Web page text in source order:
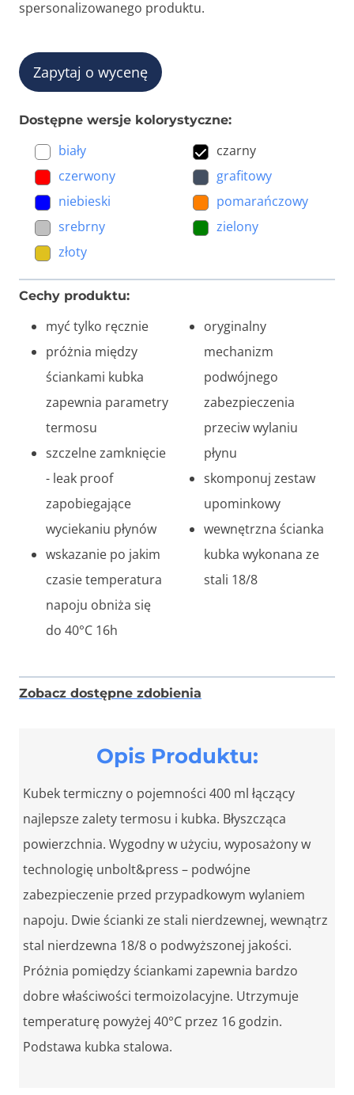
spersonalizowanego produktu.
Zapytaj o wycenę
Dostępne wersje kolorystyczne:
biały
czerwony
niebieski
srebrny
złoty
czarny
grafitowy
pomarańczowy
zielony
Cechy produktu:
myć tylko ręcznie
próżnia między
ściankami kubka
zapewnia parametry
termosu
szczelne zamknięcie
- leak proof
zapobiegające
wyciekaniu płynów
wskazanie po jakim
czasie temperatura
napoju obniża się
do 40°C 16h
oryginalny
mechanizm
podwójnego
zabezpieczenia
przeciw wylaniu
płynu
skomponuj zestaw
upominkowy
wewnętrzna ścianka
kubka wykonana ze
stali 18/8
Zobacz dostępne zdobienia
Opis Produktu:
Kubek termiczny o pojemności 400 ml łączący
najlepsze zalety termosu i kubka. Błyszcząca
powierzchnia. Wygodny w użyciu, wyposażony w
technologię unbolt&press – podwójne
zabezpieczenie przed przypadkowym wylaniem
napoju. Dwie ścianki ze stali nierdzewnej, wewnątrz
stal nierdzewna 18/8 o podwyższonej jakości.
Próżnia pomiędzy ściankami zapewnia bardzo
dobre właściwości termoizolacyjne. Utrzymuje
temperaturę powyżej 40°C przez 16 godzin.
Podstawa kubka stalowa.